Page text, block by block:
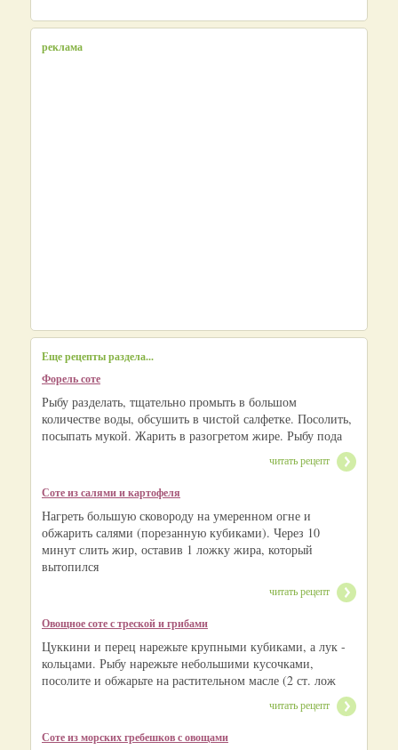
реклама
Еще рецепты раздела...
Форель соте
Рыбу разделать, тщательно промыть в большом
количестве воды, обсушить в чистой салфетке. Посолить,
посыпать мукой. Жарить в разогретом жире. Рыбу пода
читать рецепт
Соте из салями и картофеля
Нагреть большую сковороду на умеренном огне и
обжарить салями (порезанную кубиками). Через 10
минут слить жир, оставив 1 ложку жира, который
вытопился
читать рецепт
Овощное соте с треской и грибами
Цуккини и перец нарежьте крупными кубиками, а лук -
кольцами. Рыбу нарежьте небольшими кусочками,
посолите и обжарьте на растительном масле (2 ст. лож
читать рецепт
Соте из морских гребешков с овощами